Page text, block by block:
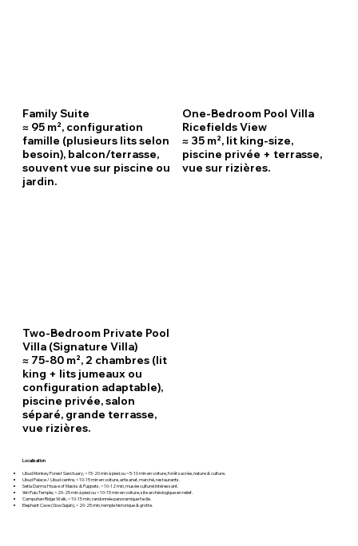
Family Suite
≈ 95 m², configuration
famille (plusieurs lits selon
besoin), balcon/terrasse,
souvent vue sur piscine ou
jardin.
One-Bedroom Pool Villa
Ricefields View
≈ 35 m², lit king-size,
piscine privée + terrasse,
vue sur rizières.
Two-Bedroom Private Pool
Villa (Signature Villa)
≈ 75-80 m², 2 chambres (lit
king + lits jumeaux ou
configuration adaptable),
piscine privée, salon
séparé, grande terrasse,
vue rizières.
Localisation
Ubud Monkey Forest Sanctuary, ~15-20 min à pied ou ~5-10 min en voiture, forêt sacrée, nature & culture.
Ubud Palace / Ubud centre, ~10-15 min en voiture, artisanat, marché, restaurants.
Setia Darma House of Masks & Puppets, ~10-12 min, musée culturel intéressant.
Yeh Pulu Temple, ~20-25 min à pied ou ~10-15 min en voiture, site archéologique en relief.
Campuhan Ridge Walk, ~10-15 min, randonnée panoramique facile.
Elephant Cave (Goa Gajah), ~20-25 min, temple historique & grotte.